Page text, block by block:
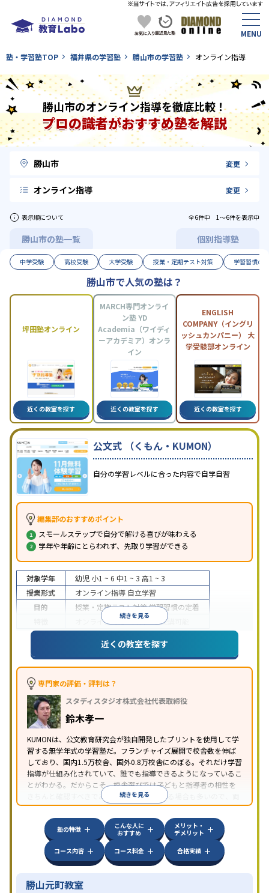
塾・学習塾TOP 福井県の学習塾 勝山市の学習塾 オンライン指導
勝山市のオンライン指導を徹底比較！
プロの識者がおすすめ塾を解説
勝山市 変更
オンライン指導 変更
表示順について 全6件中 1〜6件を表示中
勝山市の塾一覧 個別指導塾
中学受験 高校受験 大学受験 授業・定期テスト対策 学習習慣の
勝山市で人気の塾は？
坪田塾オンライン
近くの教室を探す
MARCH専門オンライ
ン塾 YD
Academia（ワイディ
ーアカデミア）オンラ
イン
近くの教室を探す
ENGLISH
COMPANY（イングリ
ッシュカンパニー） 大
学受験部オンライン
近くの教室を探す
公文式 （くもん・KUMON）
自分の学習レベルに合った内容で自学自習
編集部のおすすめポイント
スモールステップで自分で解ける喜びが味わえる
学年や年齢にとらわれず、先取り学習ができる
続きを見る
対象学年 幼児 小1 ~ 6 中1 ~ 3 高1 ~ 3
授業形式
オンライン指導 自立学習
目的
授業・定期テスト対策学習習慣の定着
オンライン対応1科目から受講可能
近くの教室を探す
専門家の評価・評判は？
スタディスタジオ株式会社代表取締役
鈴木孝一
KUMONは、公文教育研究会が独自開発したプリントを使用して学
習する無学年式の学習塾だ。フランチャイズ展開で校舎数を伸ば
しており、国内1.5万校舎、国外0.8万校舎にのぼる。それだけ学習
指導が仕組み化されていて、誰でも指導できるようになっているこ
とがわかる。だからこそ、校舎選びでは子どもと指導者の相性を
きちんと確認すべきである。近所に2校舎ある場合も多いので、両
方見学してみることをオススメする。
続きを見る
塾の特徴
こんな人に
おすすめ
メリット・
デメリット
コース内容
コース料金 合格実績
勝山元町教室